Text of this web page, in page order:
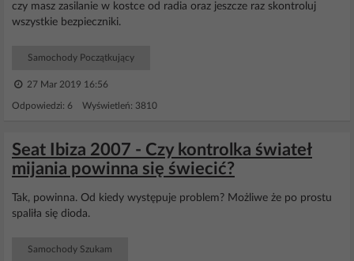
czy masz zasilanie w kostce od radia oraz jeszcze raz skontroluj
wszystkie bezpieczniki.
Samochody Początkujący
27 Mar 2019 16:56
Odpowiedzi: 6 Wyświetleń: 3810
Seat Ibiza 2007 - Czy kontrolka świateł
mijania powinna się świecić?
Tak, powinna. Od kiedy występuje problem? Możliwe że po prostu
spaliła się dioda.
Samochody Szukam